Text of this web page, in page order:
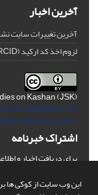
این وب سایت از کوکی ها
آخرین اخبار
آخرین تغییرات سایت
لزوم اخذ کد ارکید (ORCID) برای هر نویسنده
on Kashan (JSK)
Attribution 4.0
International License
اشتراک خبرنامه
برای دریافت اخبار و